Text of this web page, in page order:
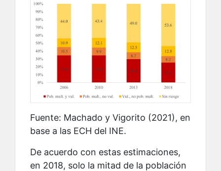
Fuente: Machado y Vigorito (2021), en
base a las ECH del INE.
De acuerdo con estas estimaciones,
en 2018, solo la mitad de la población